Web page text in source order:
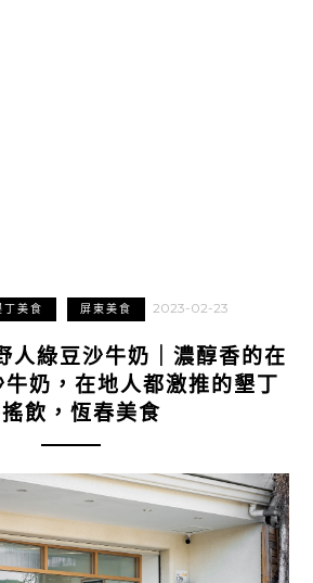
丁美食 屏東美食 2023-02-23
人綠豆沙牛奶｜濃醇香的在
奶，在地人都激推的墾丁
飲，恆春美食